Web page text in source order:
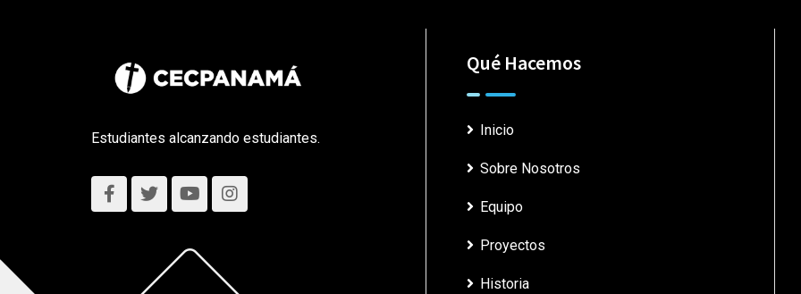
Estudiantes alcanzando estudiantes.
Qué Hacemos
Inicio
Sobre Nosotros
Equipo
Proyectos
Historia